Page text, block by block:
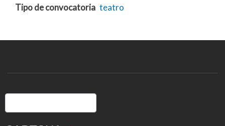
Tipo de convocatoria teatro
Buscar